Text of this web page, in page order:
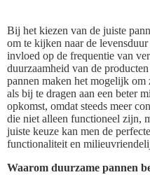
Bij het kiezen van de juiste
om te kijken naar de
invloed op de frequentie van
duurzaamheid van de
pannen maken het mogelijk om
als bij te dragen aan een beter
opkomst, omdat steeds meer
die niet alleen functioneel zijn,
juiste keuze kan men de
functionaliteit en
Waarom duurzame pannen